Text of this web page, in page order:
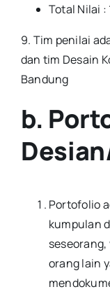
Total Nilai :
9. Tim penilai
dan tim Desain
Bandung
b.
Portofolio
kumpulan
orang lain